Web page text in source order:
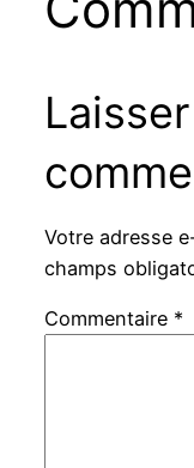
Votre adresse
champs
Commentaire *